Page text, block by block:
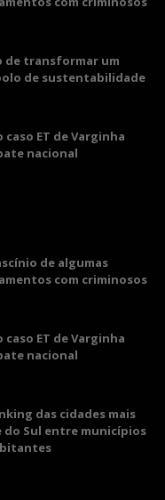
de transformar um
de sustentabilidade
ET de Varginha
nacional
de algumas
com criminosos
ET de Varginha
nacional
das cidades mais
do Sul entre municípios